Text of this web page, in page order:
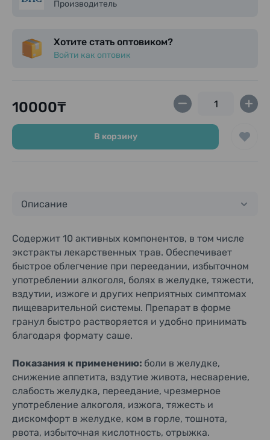
Производитель
Хотите стать оптовиком?
Войти как оптовик
10000₸
В корзину
Описание
Содержит 10 активных компонентов, в том числе
экстракты лекарственных трав. Обеспечивает
быстрое облегчение при переедании, избыточном
употреблении алкоголя, болях в желудке, тяжести,
вздутии, изжоге и других неприятных симптомах
пищеварительной системы. Препарат в форме
гранул быстро растворяется и удобно принимать
благодаря формату саше.
Показания к применению: боли в желудке,
снижение аппетита, вздутие живота, несварение,
слабость желудка, переедание, чрезмерное
употребление алкоголя, изжога, тяжесть и
дискомфорт в желудке, ком в горле, тошнота,
рвота, избыточная кислотность, отрыжка.